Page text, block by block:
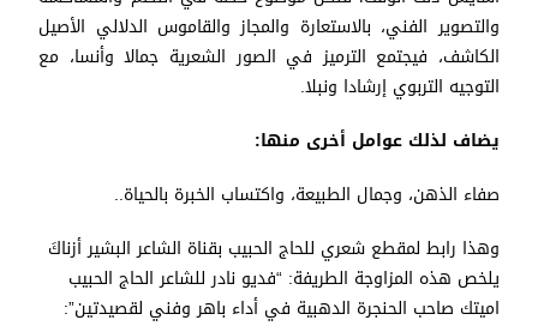
والتصوير الفني، بالاستعارة والمجاز والقاموس الدلالي الأصيل
الكاشف، فيجتمع الترميز في الصور الشعرية جمالا وأنسا، مع
التوجيه التربوي إرشادا ونبلا.
يضاف لذلك عوامل أخرى منها:
صفاء الذهن، وجمال الطبيعة، واكتساب الخبرة بالحياة..
وهذا رابط لمقطع شعري للحاج الحبيب بقناة الشاعر البشير أزناكَ
يلخص هذه المزاوجة الطريفة: “فديو نادر للشاعر الحاج الحبيب
اميتك صاحب الحنجرة الدهبية في أداء باهر وفني لقصيدتين”: